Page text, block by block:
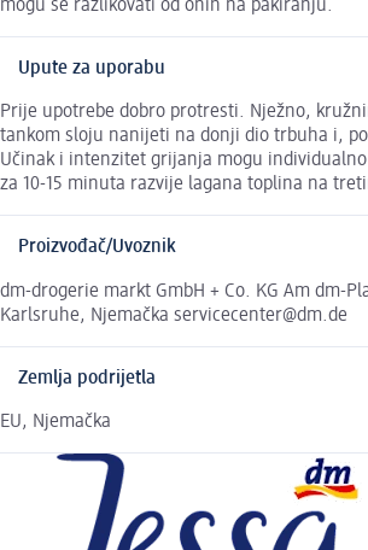
mogu se razlikovati od onih na pakiranju.
Upute za uporabu
Prije upotrebe dobro protresti. Nježno,
tankom sloju nanijeti na donji dio trbuha i,
Učinak i intenzitet grijanja mogu
za 10-15 minuta razvije lagana toplina na
Proizvođač/Uvoznik
dm-drogerie markt GmbH + Co. KG Am dm-
Karlsruhe, Njemačka servicecenter@dm.de
Zemlja podrijetla
EU, Njemačka